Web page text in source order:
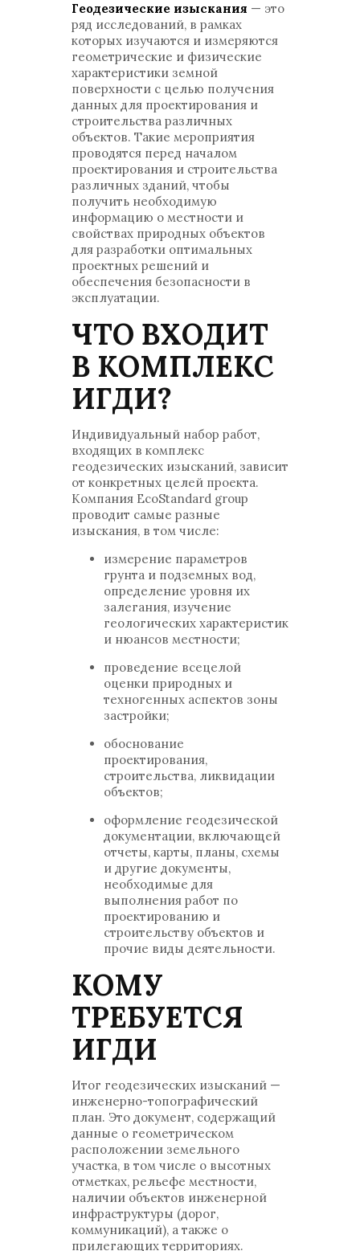
Геодезические изыскания — это
ряд исследований, в рамках
которых изучаются и измеряются
геометрические и физические
характеристики земной
поверхности с целью получения
данных для проектирования и
строительства различных
объектов. Такие мероприятия
проводятся перед началом
проектирования и строительства
различных зданий, чтобы
получить необходимую
информацию о местности и
свойствах природных объектов
для разработки оптимальных
проектных решений и
обеспечения безопасности в
эксплуатации.
ЧТО ВХОДИТ
В КОМПЛЕКС
ИГДИ?
Индивидуальный набор работ,
входящих в комплекс
геодезических изысканий, зависит
от конкретных целей проекта.
Компания EcoStandard group
проводит самые разные
изыскания, в том числе:
измерение параметров
грунта и подземных вод,
определение уровня их
залегания, изучение
геологических характеристик
и нюансов местности;
проведение всецелой
оценки природных и
техногенных аспектов зоны
застройки;
обоснование
проектирования,
строительства, ликвидации
объектов;
оформление геодезической
документации, включающей
отчеты, карты, планы, схемы
и другие документы,
необходимые для
выполнения работ по
проектированию и
строительству объектов и
прочие виды деятельности.
КОМУ
ТРЕБУЕТСЯ
ИГДИ
Итог геодезических изысканий —
инженерно-топографический
план. Это документ, содержащий
данные о геометрическом
расположении земельного
участка, в том числе о высотных
отметках, рельефе местности,
наличии объектов инженерной
инфраструктуры (дорог,
коммуникаций), а также о
прилегающих территориях.